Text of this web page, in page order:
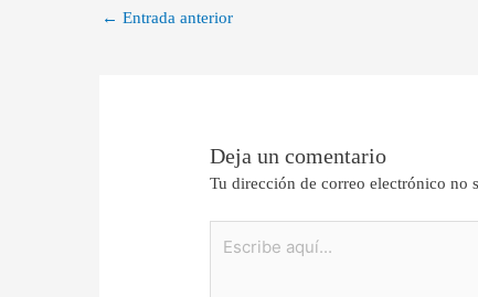
← Entrada anterior
Deja un comentario
Tu dirección de correo electrónico no